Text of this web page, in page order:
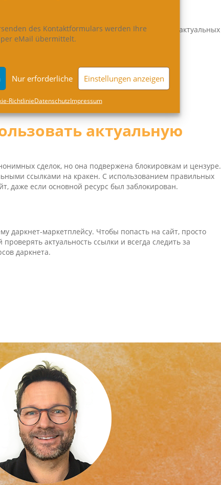
des Kontaktformulars werden Ihre
eMail übermittelt.
Nur erforderliche Einstellungen anzeigen
Richt­li­nieDaten­schutzImpres­sum
перейти по рабочейссылке. Одна из таких актуальных
ведет на официальную версию сайта
браузера попасть в даркнет невозможно.
сайта для покупок или продаж.
актуальную
сделок, но она подвержена блокировкам и цензуре.
ссылками на кракен. С использованием правильных
даже если основной ресурс был заблокирован.
даркнет-маркетплейсу. Чтобы попасть на сайт, просто
актуальность ссылки и всегда следить за
даркнета.